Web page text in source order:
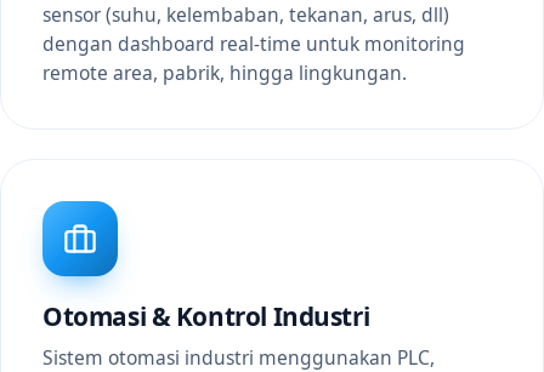
sensor (suhu, kelembaban, tekanan, arus, dll)
dengan dashboard real-time untuk monitoring
remote area, pabrik, hingga lingkungan.
Otomasi & Kontrol Industri
Sistem otomasi industri menggunakan PLC,